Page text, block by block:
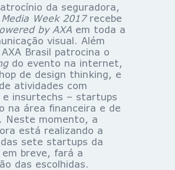
da seguradora,
Week 2017recebe
by AXA em toda a
visual. Além
Brasil patrocina o
do evento na internet,
de design thinking, e
atividades com
e insurtechs – startups
na área financeira e de
Neste momento, a
está realizando a
sete startups da
breve, fará a
das escolhidas.